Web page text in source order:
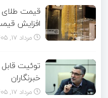
افزایش
مرداد ۱۷, ۱۴۰۵
توئیت
خبرنگاران
مرداد ۱۷, ۱۴۰۵